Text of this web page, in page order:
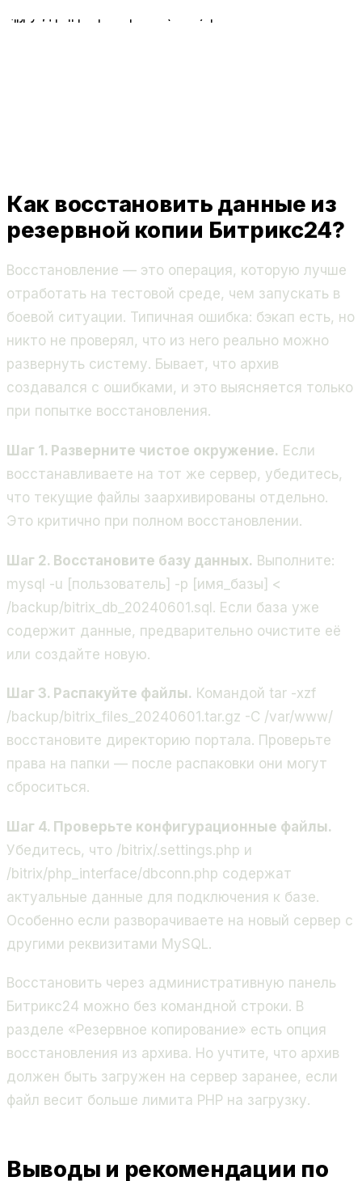
Как восстановить данные из
резервной копии Битрикс24?
Восстановление — это операция, которую лучше
отработать на тестовой среде, чем запускать в
боевой ситуации. Типичная ошибка: бэкап есть, но
никто не проверял, что из него реально можно
развернуть систему. Бывает, что архив
создавался с ошибками, и это выясняется только
при попытке восстановления.
Шаг 1. Разверните чистое окружение. Если
восстанавливаете на тот же сервер, убедитесь,
что текущие файлы заархивированы отдельно.
Это критично при полном восстановлении.
Шаг 2. Восстановите базу данных. Выполните:
mysql -u [пользователь] -p [имя_базы] <
/backup/bitrix_db_20240601.sql. Если база уже
содержит данные, предварительно очистите её
или создайте новую.
Шаг 3. Распакуйте файлы. Командой tar -xzf
/backup/bitrix_files_20240601.tar.gz -C /var/www/
восстановите директорию портала. Проверьте
права на папки — после распаковки они могут
сброситься.
Шаг 4. Проверьте конфигурационные файлы.
Убедитесь, что /bitrix/.settings.php и
/bitrix/php_interface/dbconn.php содержат
актуальные данные для подключения к базе.
Особенно если разворачиваете на новый сервер с
другими реквизитами MySQL.
Восстановить через административную панель
Битрикс24 можно без командной строки. В
разделе «Резервное копирование» есть опция
восстановления из архива. Но учтите, что архив
должен быть загружен на сервер заранее, если
файл весит больше лимита PHP на загрузку.
Выводы и рекомендации по